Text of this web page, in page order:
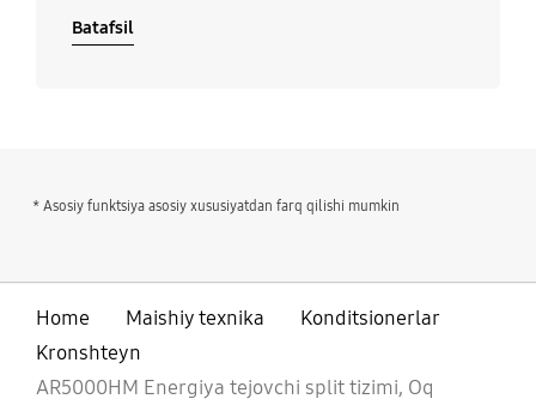
Batafsil
* Asosiy funktsiya asosiy xususiyatdan farq qilishi mumkin
Home Maishiy texnika
Konditsionerlar
Kronshteyn
AR5000HM Energiya tejovchi split tizimi, Oq